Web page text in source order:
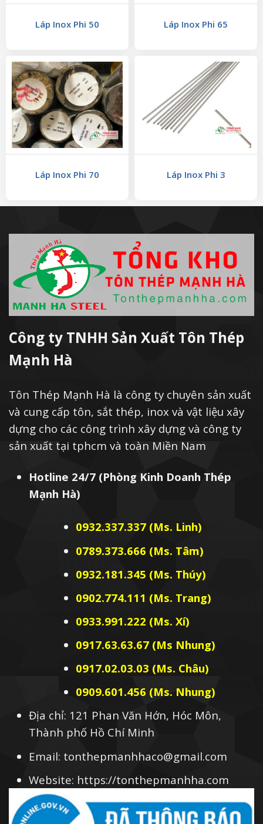
Láp Inox Phi 50 Láp Inox Phi 65
Láp Inox Phi 70 Láp Inox Phi 3
Công ty TNHH Sản Xuất Tôn Thép
Mạnh Hà
Tôn Thép Mạnh Hà là công ty chuyên sản xuất
và cung cấp tôn, sắt thép, inox và vật liệu xây
dựng cho các công trình xây dựng và công ty
sản xuất tại tphcm và toàn Miền Nam
Hotline 24/7 (Phòng Kinh Doanh Thép
Mạnh Hà)
0932.337.337 (Ms. Linh)
0789.373.666 (Ms. Tâm)
0932.181.345 (Ms. Thúy)
0902.774.111 (Ms. Trang)
0933.991.222 (Ms. Xí)
0917.63.63.67 (Ms Nhung)
0917.02.03.03 (Ms. Châu)
0909.601.456 (Ms. Nhung)
Địa chỉ: 121 Phan Văn Hớn, Hóc Môn,
Thành phố Hồ Chí Minh
Email: tonthepmanhhaco@gmail.com
Website: https://tonthepmanhha.com